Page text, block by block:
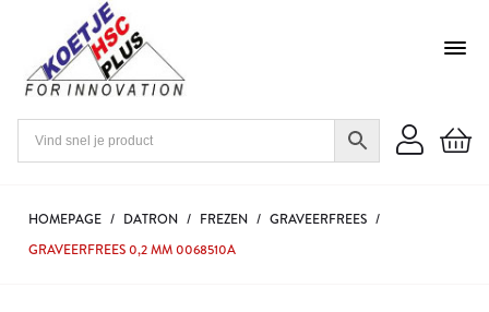
HOMEPAGE / DATRON / FREZEN / GRAVEERFREES /
GRAVEERFREES 0,2 MM 0068510A